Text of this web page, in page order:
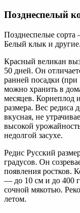
Позднеспелый
Позднеспелые
Белый клык и другие.
Красный великан
50 дней. Он
ранней посадки
можно хранить в
месяцев. Корнеплод
размера. Вес
вкусная, не
высокой
недолгой засухе.
Редис Русский
градусов. Он
появления ростков.
— до 10 см и до 400
сочной мякотью.
летом.